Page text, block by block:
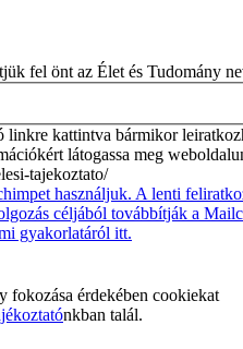
fel önt az Élet és Tudomány
linkre kattintva bármikor
látogassa meg
tajekoztato/
használjuk. A lenti
céljából továbbítják a
gyakorlatáról itt.
fokozása érdekében cookiekat
nkban talál.